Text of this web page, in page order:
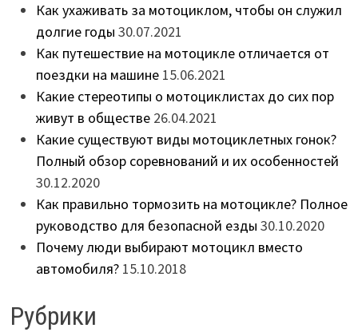
Как ухаживать за мотоциклом, чтобы он служил
долгие годы 30.07.2021
Как путешествие на мотоцикле отличается от
поездки на машине 15.06.2021
Какие стереотипы о мотоциклистах до сих пор
живут в обществе 26.04.2021
Какие существуют виды мотоциклетных гонок?
Полный обзор соревнований и их особенностей
30.12.2020
Как правильно тормозить на мотоцикле? Полное
руководство для безопасной езды 30.10.2020
Почему люди выбирают мотоцикл вместо
автомобиля? 15.10.2018
Рубрики